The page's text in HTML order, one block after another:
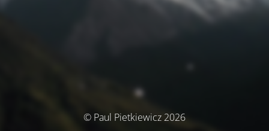
© Paul Pietkiewicz 2026